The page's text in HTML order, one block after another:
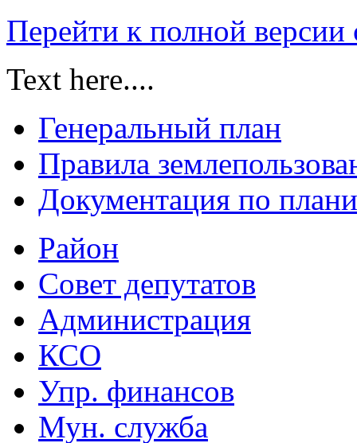
Перейти к полной версии
Text here....
Генеральный план
Правила
Документация по
Район
Совет депутатов
Администрация
КСО
Упр. финансов
Мун. служба